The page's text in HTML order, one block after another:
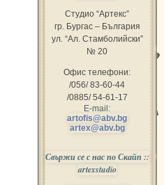
Студио “Артекс”
гр. Бургас – България
ул. “Ал. Стамболийски”
№ 20
Офис телефони:
/056/ 83-60-44
/0885/ 54-61-17
E-mail:
artofis@abv.bg
artex@abv.bg
Свържи се с нас по Скайп ::
artexstudio